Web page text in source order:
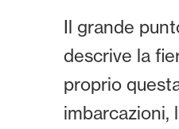
Il grande
descrive la
proprio
imbarcazioni,